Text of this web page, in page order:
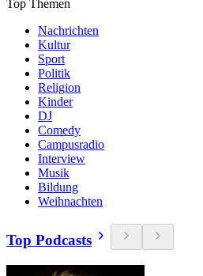
Top Themen
Nachrichten
Kultur
Sport
Politik
Religion
Kinder
DJ
Comedy
Campusradio
Interview
Musik
Bildung
Weihnachten
Top Podcasts